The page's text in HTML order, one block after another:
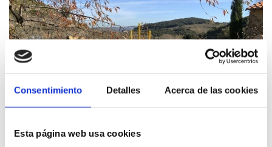
Consentimiento Detalles Acerca de las cookies
Esta página web usa cookies